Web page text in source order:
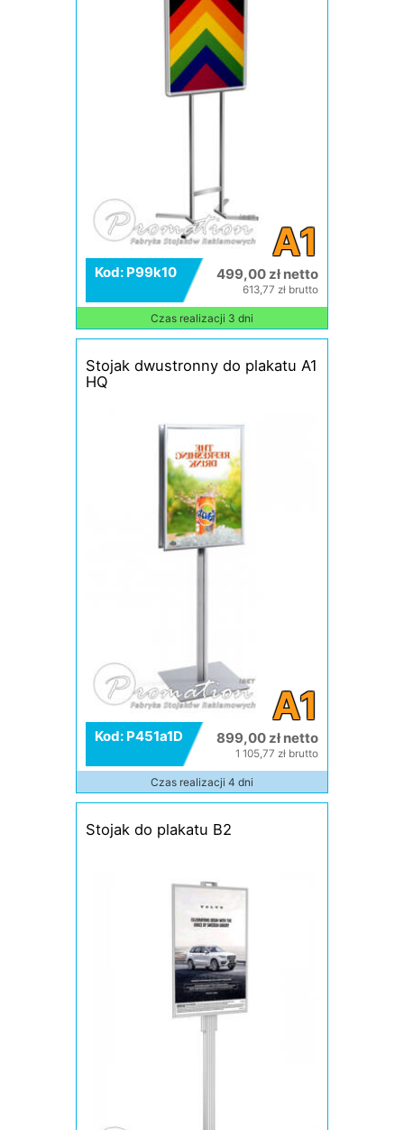
A1
Kod: P99k10 499,00 zł netto
613,77 zł brutto
Czas realizacji 3 dni
Stojak dwustronny do plakatu A1
HQ
A1
Kod: P451a1D 899,00 zł netto
1 105,77 zł brutto
Czas realizacji 4 dni
Stojak do plakatu B2